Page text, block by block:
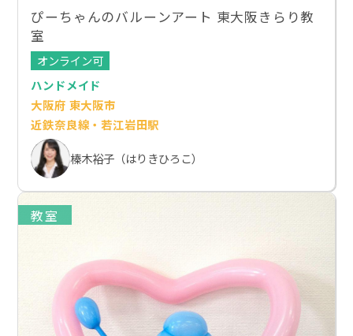
ぴーちゃんのバルーンアート 東大阪きらり教
室
オンライン可
ハンドメイド
大阪府 東大阪市
近鉄奈良線・若江岩田駅
榛木裕子（はりきひろこ）
教室